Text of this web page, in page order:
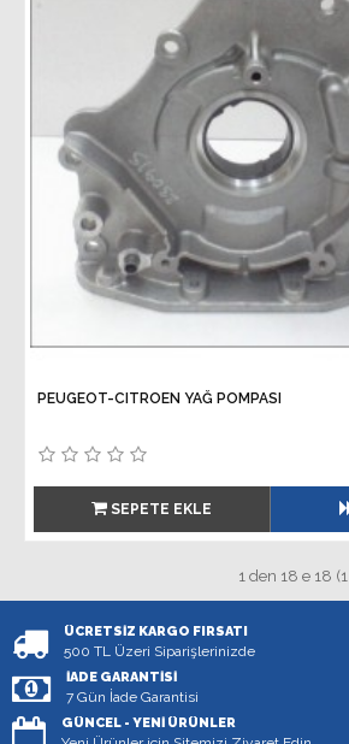
PEUGEOT-CITROEN YAĞ POMPASI
SEPETE EKLE
1 den 18 e 18
ÜCRETSIZ KARGO FIRSATI
500 TL Üzeri Siparişlerinizde
İADE GARANTISI
7 Gün İade Garantisi
GÜNCEL - YENI ÜRÜNLER